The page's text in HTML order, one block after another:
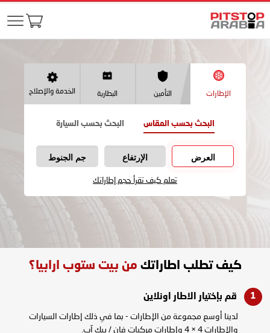
الإطارات التأمين البطارية الخدمة والإصلاح
البحث بحسب المقاس البحث بحسب السيارة
العرض الإرتفاع جم الجنوط
تعلم كيف تقرأ حجم إطاراتك
كيف تطلب اطاراتك من بيت ستوب ارابيا؟
قم بإختيار الاطار اونلاين
لدينا أوسع مجموعة من الإطارات - بما في ذلك إطارات السيارات
والإطارات 4 × 4 وإطارات مركبات فان / بيك آب.